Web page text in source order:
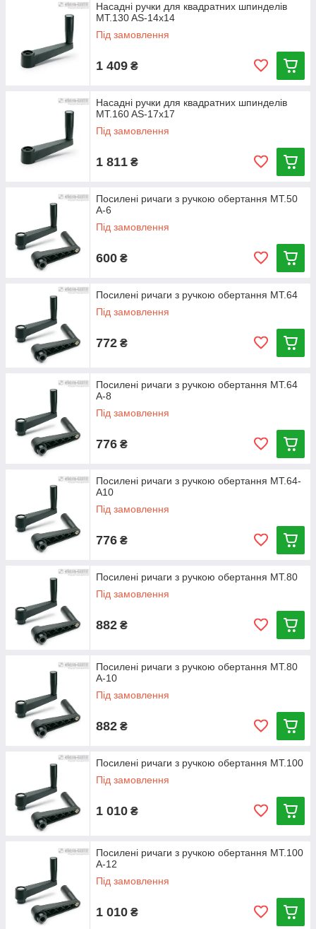
Насадні ручки для квадратних шпинделів
MT.130 AS-14x14
Під замовлення
1 409 ₴
Насадні ручки для квадратних шпинделів
MT.160 AS-17x17
Під замовлення
1 811 ₴
Посилені ричаги з ручкою обертання MT.50
A-6
Під замовлення
600 ₴
Посилені ричаги з ручкою обертання MT.64
Під замовлення
772 ₴
Посилені ричаги з ручкою обертання MT.64
A-8
Під замовлення
776 ₴
Посилені ричаги з ручкою обертання MT.64-
A10
Під замовлення
776 ₴
Посилені ричаги з ручкою обертання MT.80
Під замовлення
882 ₴
Посилені ричаги з ручкою обертання MT.80
A-10
Під замовлення
882 ₴
Посилені ричаги з ручкою обертання MT.100
Під замовлення
1 010 ₴
Посилені ричаги з ручкою обертання MT.100
A-12
Під замовлення
1 010 ₴